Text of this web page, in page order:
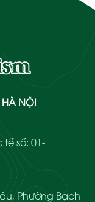
NỘI
số: 01-
Phường Bạch